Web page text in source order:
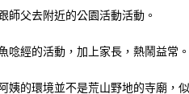
師父去附近的公園活動活動。
唸經的活動，加上家長，熱鬧益常。
姨的環境並不是荒山野地的寺廟，